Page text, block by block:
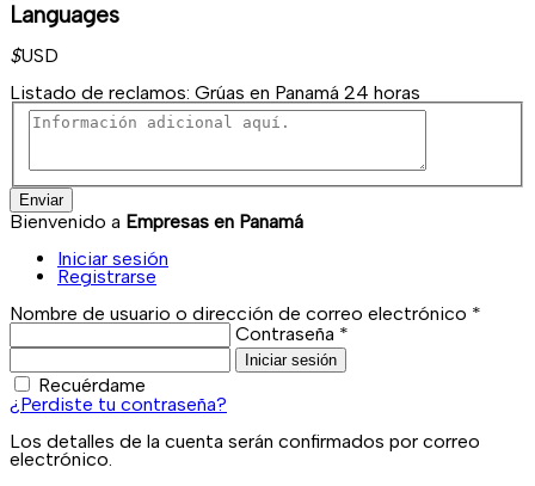
Languages
$USD
Listado de reclamos: Grúas en Panamá 24 horas
Enviar
Bienvenido a Empresas en Panamá
Iniciar sesión
Registrarse
Nombre de usuario o dirección de correo electrónico *
Contraseña *
Iniciar sesión
Recuérdame
¿Perdiste tu contraseña?
Los detalles de la cuenta serán confirmados por correo
electrónico.